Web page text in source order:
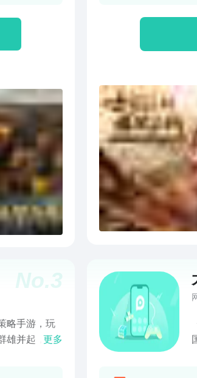
级;你还可以
桃源，研究
大佬会碾压
起的唯一
战场，一策
No.3
略手游，玩
雄并起，惊
更多